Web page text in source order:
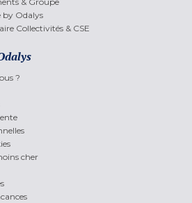
by Odalys
Collectivités & CSE
?
cher